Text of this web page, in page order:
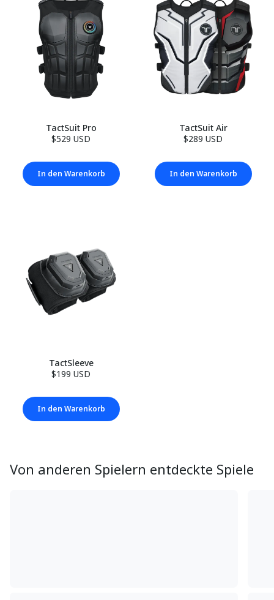
TactSuit Pro
$529 USD
In den Warenkorb
TactSuit Air
$289 USD
In den Warenkorb
TactSleeve
$199 USD
In den Warenkorb
Von anderen Spielern entdeckte Spiele